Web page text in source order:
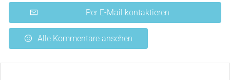
Per E-Mail kontaktieren
Alle Kommentare ansehen